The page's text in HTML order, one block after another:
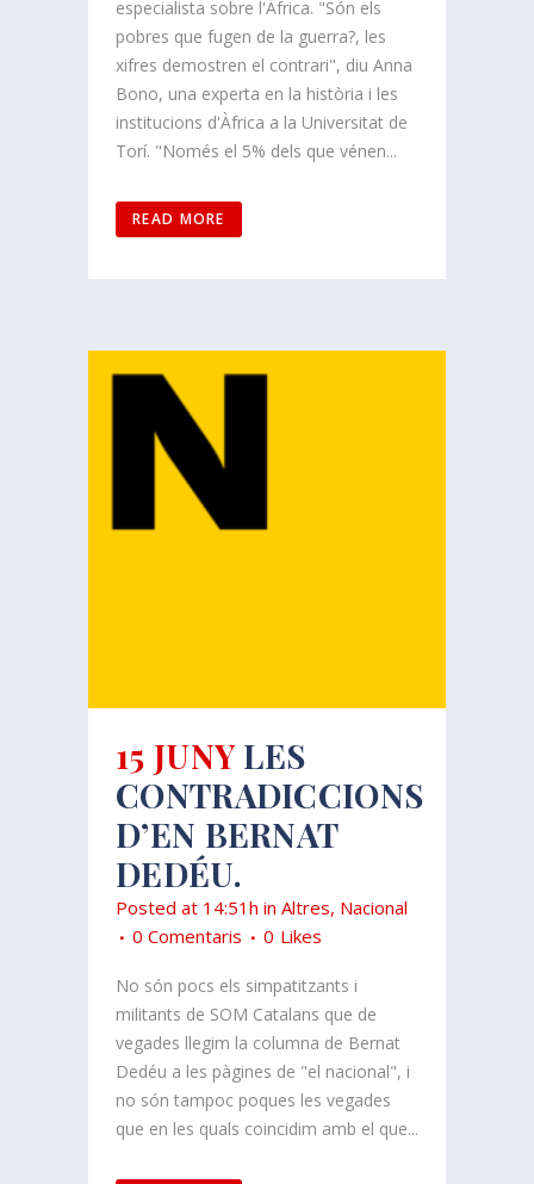
especialista sobre l'Àfrica. "Són els
pobres que fugen de la guerra?, les
xifres demostren el contrari", diu Anna
Bono, una experta en la història i les
institucions d'Àfrica a la Universitat de
Torí. "Només el 5% dels que vénen...
READ MORE
15 JUNY LES
CONTRADICCIONS
D’EN BERNAT
DEDÉU.
Posted at 14:51h in Altres, Nacional
0 Comentaris
0 Likes
No són pocs els simpatitzants i
militants de SOM Catalans que de
vegades llegim la columna de Bernat
Dedéu a les pàgines de "el nacional", i
no són tampoc poques les vegades
que en les quals coincidim amb el que...